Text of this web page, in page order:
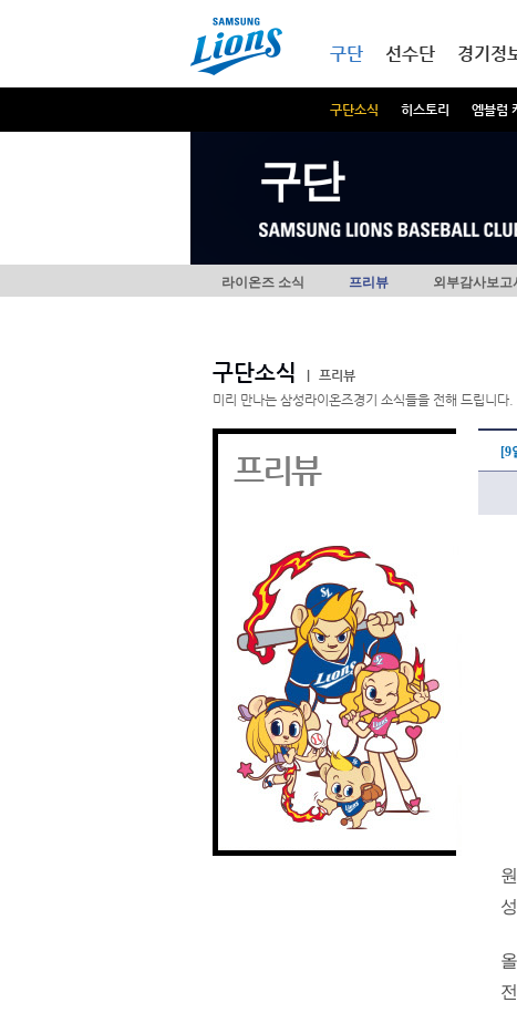
구단
구단소식 히스토리 엠블럼
선수단 경기정
구단
라이온즈 소식 프리뷰 외부감사보고
구단소식
프리뷰
미리 만나는 삼성라이온즈경기 소식들을 전해 드립니다.
프리뷰 [9